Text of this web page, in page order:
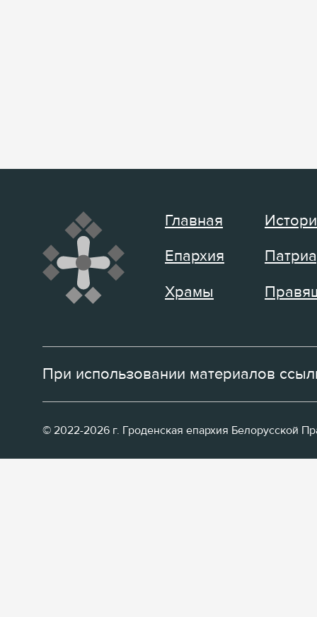
Главная
Епархия
Храмы
При использовании материалов
© 2022-2026 г. Гроденская епархия Белорусской